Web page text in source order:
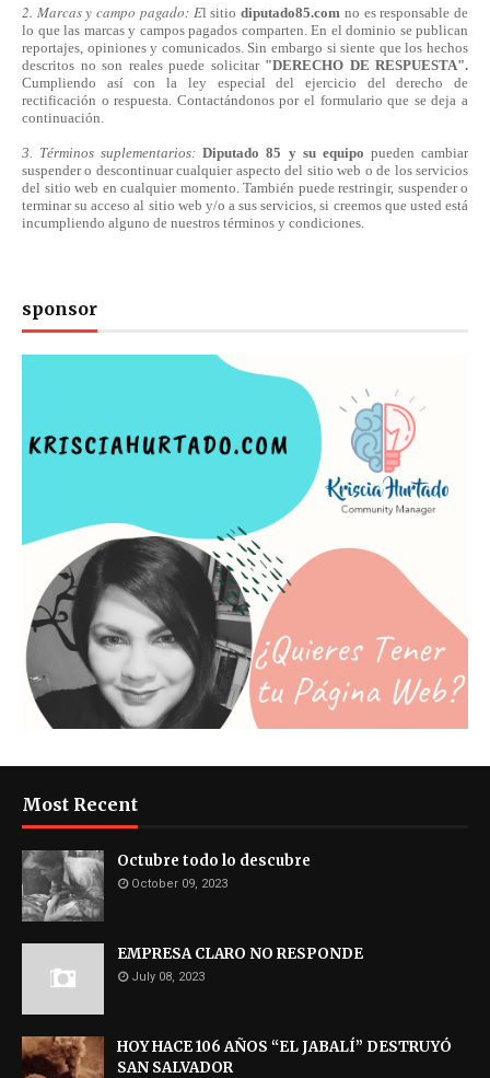
2. Marcas y campo pagado: El sitiodiputado85.com no es responsable de
lo que las marcas y campos pagados comparten. En el dominio se publican
reportajes, opiniones y comunicados. Sin embargo si siente que los hechos
descritos no son reales puede solicitar "DERECHO DE RESPUESTA".
Cumpliendo asícon la ley especial del ejercicio del derecho de
rectificación o respuesta. Contactándonospor el formulario que se deja a
continuación.
3. Términos suplementarios:Diputado 85 y su equipo pueden cambiar
suspender o descontinuar cualquier aspecto del sitio web o de los servicios
del sitio web en cualquier momento. También puede restringir, suspender o
terminar su acceso al sitio web y/o a sus servicios, si creemos que usted está
incumpliendo alguno de nuestros términos y condiciones.
sponsor
Most Recent
Octubre todo lo descubre
October 09, 2023
EMPRESA CLARO NO RESPONDE
July 08, 2023
HOY HACE 106 AÑOS “EL JABALÍ” DESTRUYÓ
SAN SALVADOR